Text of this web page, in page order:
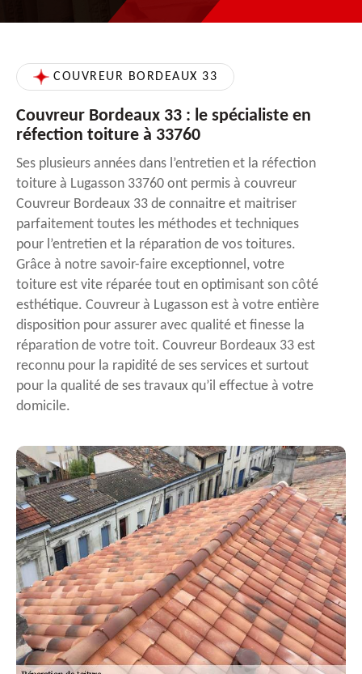
COUVREUR BORDEAUX 33
Couvreur Bordeaux 33 : le spécialiste en
réfection toiture à 33760
Ses plusieurs années dans l’entretien et la réfection
toiture à Lugasson 33760 ont permis à couvreur
Couvreur Bordeaux 33 de connaitre et maitriser
parfaitement toutes les méthodes et techniques
pour l’entretien et la réparation de vos toitures.
Grâce à notre savoir-faire exceptionnel, votre
toiture est vite réparée tout en optimisant son côté
esthétique. Couvreur à Lugasson est à votre entière
disposition pour assurer avec qualité et finesse la
réparation de votre toit. Couvreur Bordeaux 33 est
reconnu pour la rapidité de ses services et surtout
pour la qualité de ses travaux qu’il effectue à votre
domicile.